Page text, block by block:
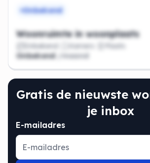
Onbekend
Woonruimte in woonplaats
Onbekend Kamers
Plaats
Onbekend
/maand
Gratis de nieuwste
je inbox
E-mailadres